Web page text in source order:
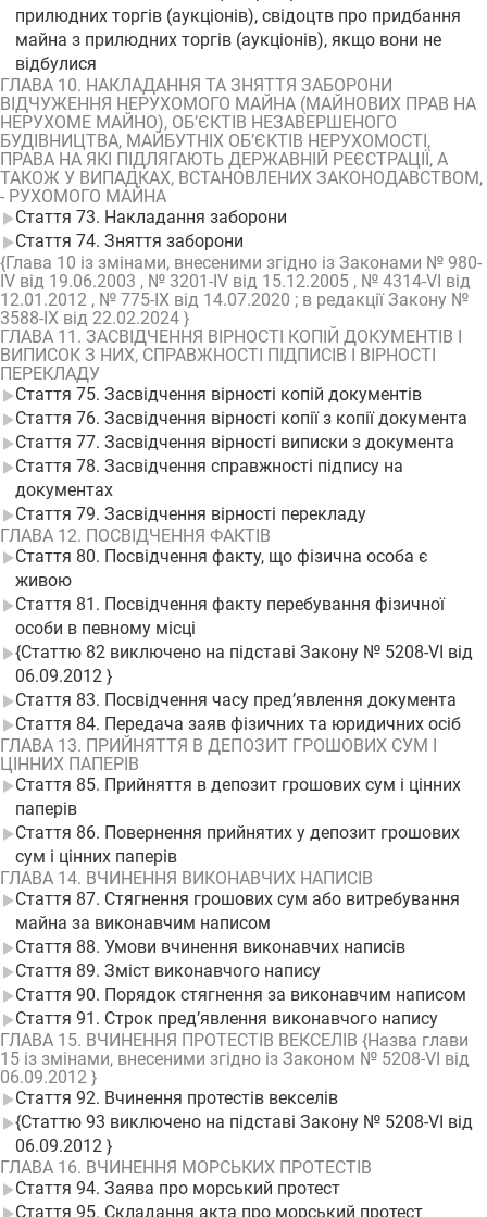
прилюдних торгів (аукціонів), свідоцтв про придбання
майна з прилюдних торгів (аукціонів), якщо вони не
відбулися
ГЛАВА 10. НАКЛАДАННЯ ТА ЗНЯТТЯ ЗАБОРОНИ
ВІДЧУЖЕННЯ НЕРУХОМОГО МАЙНА (МАЙНОВИХ ПРАВ НА
НЕРУХОМЕ МАЙНО), ОБ’ЄКТІВ НЕЗАВЕРШЕНОГО
БУДІВНИЦТВА, МАЙБУТНІХ ОБ’ЄКТІВ НЕРУХОМОСТІ,
ПРАВА НА ЯКІ ПІДЛЯГАЮТЬ ДЕРЖАВНІЙ РЕЄСТРАЦІЇ, А
ТАКОЖ У ВИПАДКАХ, ВСТАНОВЛЕНИХ ЗАКОНОДАВСТВОМ,
- РУХОМОГО МАЙНА
Стаття 73. Накладання заборони
Стаття 74. Зняття заборони
{Глава 10 із змінами, внесеними згідно із Законами № 980-
IV від 19.06.2003 , № 3201-IV від 15.12.2005 , № 4314-VI від
12.01.2012 , № 775-IX від 14.07.2020 ; в редакції Закону №
3588-IX від 22.02.2024 }
ГЛАВА 11. ЗАСВІДЧЕННЯ ВІРНОСТІ КОПІЙ ДОКУМЕНТІВ І
ВИПИСОК З НИХ, СПРАВЖНОСТІ ПІДПИСІВ І ВІРНОСТІ
ПЕРЕКЛАДУ
Стаття 75. Засвідчення вірності копій документів
Стаття 76. Засвідчення вірності копії з копії документа
Стаття 77. Засвідчення вірності виписки з документа
Стаття 78. Засвідчення справжності підпису на
документах
Стаття 79. Засвідчення вірності перекладу
ГЛАВА 12. ПОСВІДЧЕННЯ ФАКТІВ
Стаття 80. Посвідчення факту, що фізична особа є
живою
Стаття 81. Посвідчення факту перебування фізичної
особи в певному місці
{Статтю 82 виключено на підставі Закону № 5208-VI від
06.09.2012 }
Стаття 83. Посвідчення часу пред’явлення документа
Стаття 84. Передача заяв фізичних та юридичних осіб
ГЛАВА 13. ПРИЙНЯТТЯ В ДЕПОЗИТ ГРОШОВИХ СУМ І
ЦІННИХ ПАПЕРІВ
Стаття 85. Прийняття в депозит грошових сум і цінних
паперів
Стаття 86. Повернення прийнятих у депозит грошових
сум і цінних паперів
ГЛАВА 14. ВЧИНЕННЯ ВИКОНАВЧИХ НАПИСІВ
Стаття 87. Стягнення грошових сум або витребування
майна за виконавчим написом
Стаття 88. Умови вчинення виконавчих написів
Стаття 89. Зміст виконавчого напису
Стаття 90. Порядок стягнення за виконавчим написом
Стаття 91. Строк пред’явлення виконавчого напису
ГЛАВА 15. ВЧИНЕННЯ ПРОТЕСТІВ ВЕКСЕЛІВ {Назва глави
15 із змінами, внесеними згідно із Законом № 5208-VI від
06.09.2012 }
Стаття 92. Вчинення протестів векселів
{Статтю 93 виключено на підставі Закону № 5208-VI від
06.09.2012 }
ГЛАВА 16. ВЧИНЕННЯ МОРСЬКИХ ПРОТЕСТІВ
Стаття 94. Заява про морський протест
Стаття 95. Складання акта про морський протест